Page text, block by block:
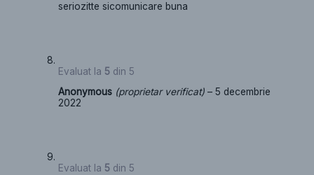
seriozitte sicomunicare buna
Evaluat la 5din 5
Anonymous (proprietar verificat) – 5 decembrie
2022
Evaluat la 5din 5